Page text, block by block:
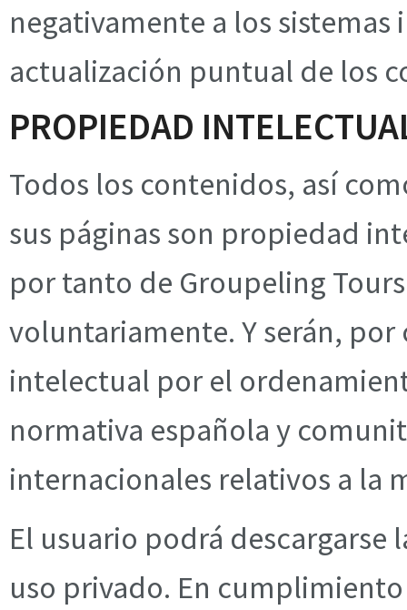
negativamente a los
actualización puntual de los
PROPIEDAD
Todos los contenidos, así
sus páginas son propiedad
por tanto de Groupeling
voluntariamente. Y serán,
intelectual por el
normativa española y
internacionales relativos a la
El usuario podrá descargarse
uso privado. En